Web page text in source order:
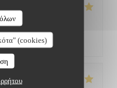
(cookies)
: 5/5 Ποιότητα / Τιμή